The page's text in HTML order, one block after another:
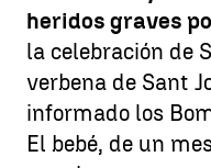
heridos graves
la celebración de
verbena de Sant
informado los
El bebé, de un